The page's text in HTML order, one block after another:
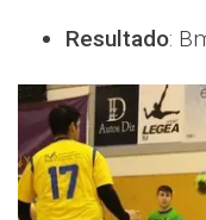
Resultado: